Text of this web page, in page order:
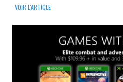
VOIR L'ARTICLE